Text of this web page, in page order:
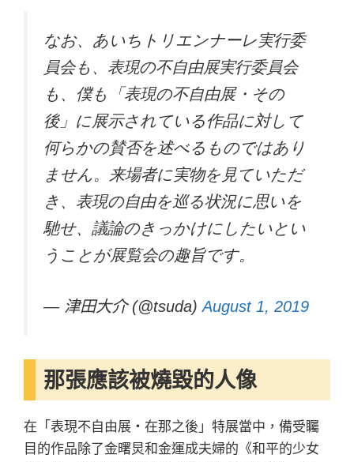
なお、あいちトリエンナーレ実行委
員会も、表現の不自由展実行委員会
も、僕も「表現の不自由展・その
後」に展示されている作品に対して
何らかの賛否を述べるものではあり
ません。来場者に実物を見ていただ
き、表現の自由を巡る状況に思いを
馳せ、議論のきっかけにしたいとい
うことが展覧会の趣旨です。
— 津田大介 (@tsuda)August 1, 2019
那張應該被燒毀的人像
在「表現不自由展・在那之後」特展當中，備受矚
目的作品除了金曙炅和金運成夫婦的《和平的少女